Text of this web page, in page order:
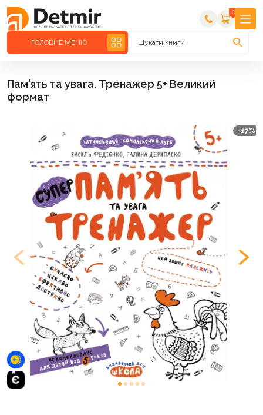
0
ГОЛОВНЕ МЕНЮ Шукати книги
Пам'ять та увага. Тренажер 5+ Великий
формат
-17%